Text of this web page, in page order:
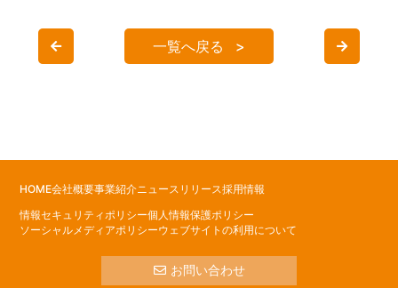
一覧へ戻る
HOME会社概要事業紹介ニュースリリース採用情報
情報セキュリティポリシー個人情報保護ポリシー
ソーシャルメディアポリシーウェブサイトの利用について
お問い合わせ